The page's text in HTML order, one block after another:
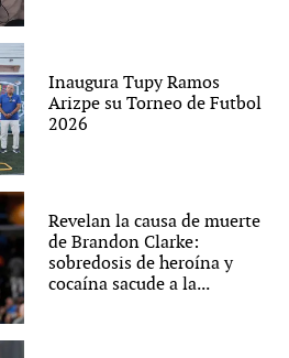
Inaugura Tupy Ramos
Arizpe su Torneo de Futbol
2026
Revelan la causa de muerte
de Brandon Clarke:
sobredosis de heroína y
cocaína sacude a la...